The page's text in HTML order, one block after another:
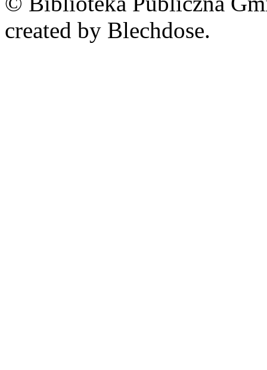
created by Blechdose.